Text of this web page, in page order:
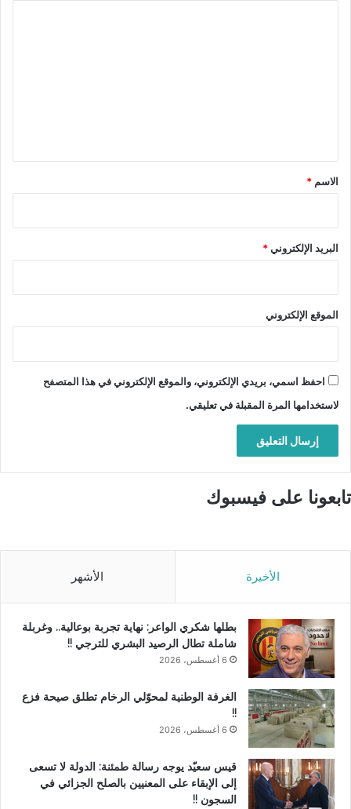
*
الاسم *
البريد الإلكتروني*
الموقع الإلكتروني
احفظ اسمي، بريدي الإلكتروني، والموقع الإلكتروني في هذا المتصفح
لاستخدامها المرة المقبلة في تعليقي.
تابعونا على فيسبوك
الأخيرة الأشهر
بطلها شكري الواعر: نهاية تجربة بوعالية.. وغربلة
شاملة تطال الرصيد البشري للترجي !!
6 أغسطس، 2026
الغرفة الوطنية لمحوّلي الرخام تطلق صيحة فزع
!!
6 أغسطس، 2026
قيس سعيّد يوجه رسالة طمئنة: الدولة لا تسعى
إلى الإبقاء على المعنيين بالصلح الجزائي في
السجون !!